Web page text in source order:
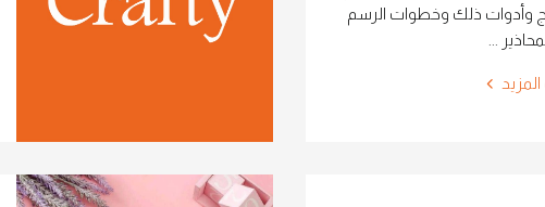
وأدوات ذلك وخطوات الرسم
...